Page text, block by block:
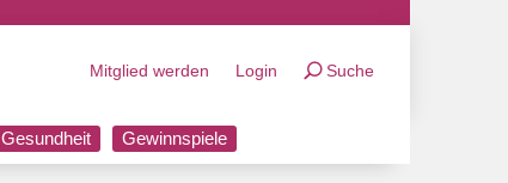
Mitglied werden Login Suche
Gesundheit Gewinnspiele